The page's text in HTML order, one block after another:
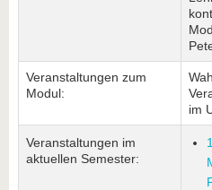
Veranstaltungen zum
Modul:
im
Veranstaltungen im
aktuellen Semester: